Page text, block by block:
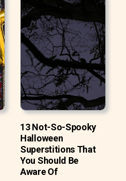
13 Not-So-Spooky
Halloween
Superstitions That
You Should Be
Aware Of